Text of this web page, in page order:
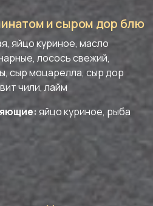
и сыром дор блю
яйцо куриное, масло
лосось свежий,
сыр моцарелла, сыр дор
чили, лайм
яйцо куриное, рыба